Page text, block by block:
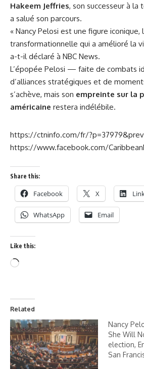
Hakeem Jeffries, son successeur à
a salué son parcours.
« Nancy Pelosi est une figure
transformationnelle qui a amélioré la
a-t-il déclaré à NBC News.
L’épopée Pelosi — faite de combats
d’alliances stratégiques et de
s’achève, mais son empreinte sur la
américaine restera indélébile.
https://ctninfo.com/fr/
https://www.facebook.com/
Share this:
Facebook X
WhatsApp Email
Like this:
Related
Nancy
She Will
election,
San